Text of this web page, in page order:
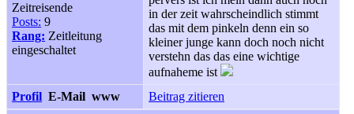
Zeitreisende
Posts: 9
Rang: Zeitleitung
eingeschaltet
in der zeit wahrscheindlich stimmt
das mit dem pinkeln denn ein so
kleiner junge kann doch noch nicht
verstehn das das eine wichtige
aufnaheme ist
Profil E-Mail www
Beitrag zitieren